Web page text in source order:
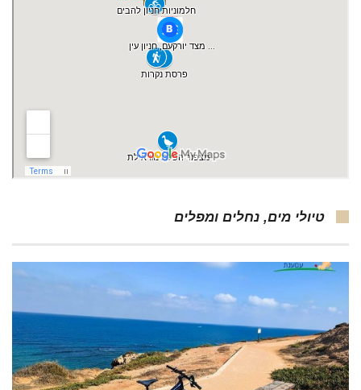
טיולי מים, נחלים ומפלים